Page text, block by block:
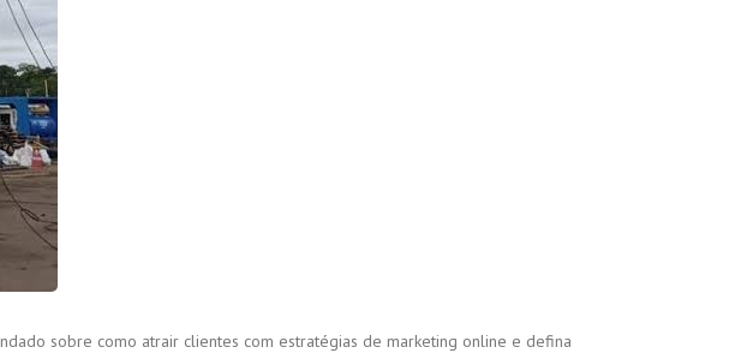
sobre como atrair clientes com estratégias de marketing online e defina